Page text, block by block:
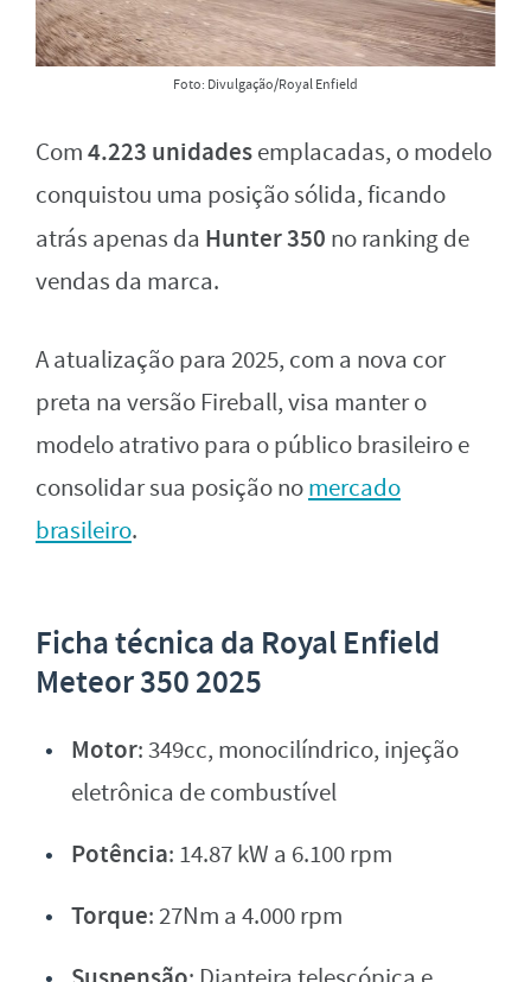
Foto: Divulgação/Royal Enfield
Com4.223 unidadesemplacadas, o modelo
conquistou uma posição sólida, ficando
atrás apenas da Hunter 350 no ranking de
vendas da marca.
A atualização para 2025, com a nova cor
preta na versão Fireball, visa manter o
modelo atrativo para o público brasileiro e
consolidar sua posição nomercado
brasileiro.
Ficha técnica da Royal Enfield
Meteor 350 2025
Motor: 349cc, monocilíndrico, injeção
eletrônica de combustível
Potência: 14.87 kW a 6.100 rpm
Torque: 27Nm a 4.000 rpm